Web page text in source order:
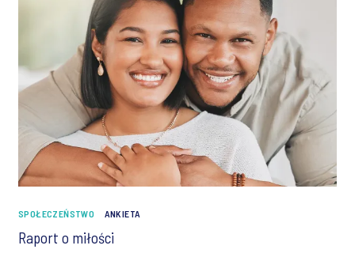
SPOŁECZEŃSTWO ANKIETA
Raport o miłości